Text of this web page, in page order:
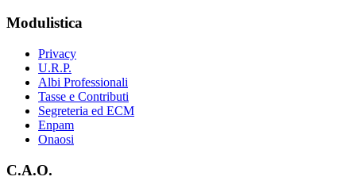
Modulistica
Privacy
U.R.P.
Albi Professionali
Tasse e Contributi
Segreteria ed ECM
Enpam
Onaosi
C.A.O.